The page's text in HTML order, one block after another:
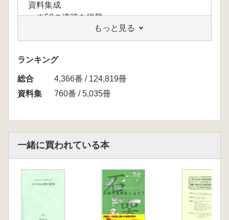
資料集成
※50の遺跡を掲載
小林善也「須恵器出現期以降の古墳時代集落
出土の土器編年試論-周防西部地域-」
もっと見る
ランキング
総合
4,366番 / 124,819冊
資料集
760番 / 5,035冊
一緒に買われている本